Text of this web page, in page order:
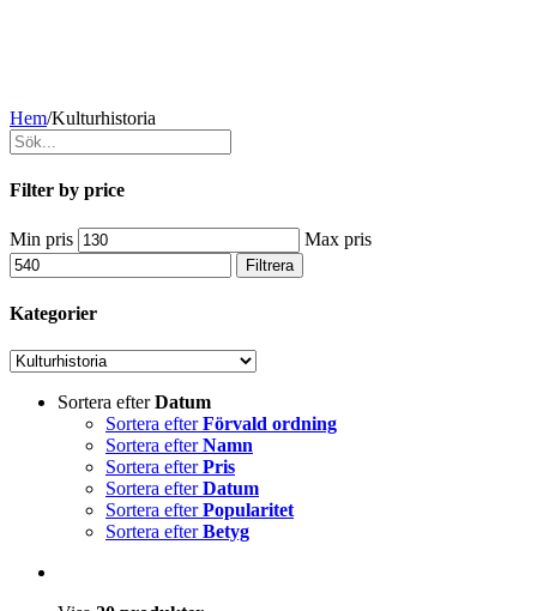
Hem/Kulturhistoria
Filter by price
Min pris Max pris
Filtrera
Kategorier
Sortera efterDatum
Sortera efterFörvald ordning
Sortera efterNamn
Sortera efterPris
Sortera efterDatum
Sortera efterPopularitet
Sortera efterBetyg